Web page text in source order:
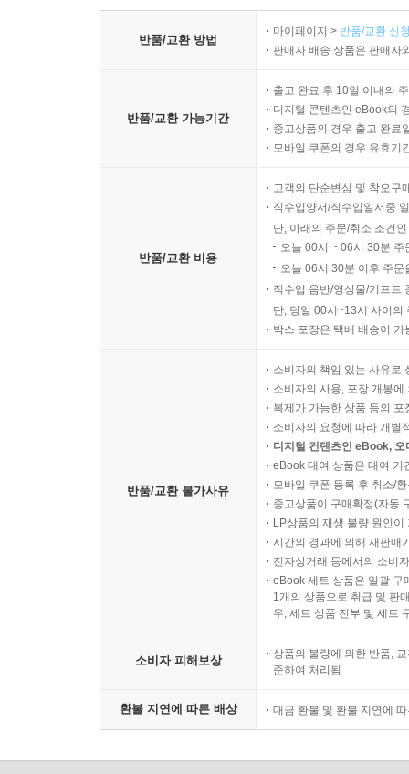
반품/교환 방법
마이페이지 > 반품/교환 신
판매자 배송 상품은 판매자
반품/교환 가능기간
출고 완료 후 10일 이내의
디지털 콘텐츠인 eBook의
중고상품의 경우 출고 완료
모바일 쿠폰의 경우 유효기
반품/교환 비용
고객의 단순변심 및 착오구
직수입양서/직수입일서중
단, 아래의 주문/취소 조건
오늘 00시 ~ 06시 30분
오늘 06시 30분 이후 주
직수입 음반/영상물/기프트
단, 당일 00시~13시 사이의
박스 포장은 택배 배송이
반품/교환 불가사유
소비자의 책임 있는 사유로
소비자의 사용, 포장 개봉
복제가 가능한 상품 등의
소비자의 요청에 따라 개별
디지털 컨텐츠인 eBook,
eBook 대여 상품은 대여 기
모바일 쿠폰 등록 후 취소/
중고상품이 구매확정(자동
LP상품의 재생 불량 원인
시간의 경과에 의해 재판매
전자상거래 등에서의 소비
eBook 세트 상품은 일괄 구
1개의 상품으로 취급 및 판
우, 세트 상품 전부 및 세트
소비자 피해보상
상품의 불량에 의한 반품,
준하여 처리됨
환불 지연에 따른 배상 대금 환불 및 환불 지연에